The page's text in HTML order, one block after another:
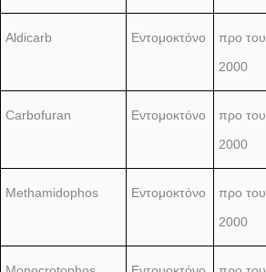
Aldicarb Εντομοκτόνο
προ του
2000
Carbofuran Εντομοκτόνο
προ του
2000
Methamidophos Εντομοκτόνο
προ του
2000